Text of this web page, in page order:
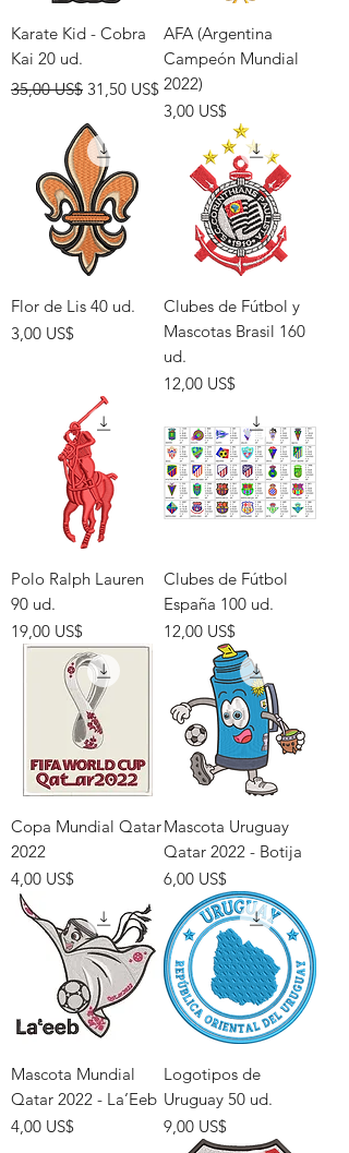
Karate Kid - Cobra
Kai 20 ud.
Precio
35,00 US$ Precio de oferta
31,50 US$
AFA (Argentina
Campeón Mundial
2022)
Precio
3,00 US$
Flor de Lis 40 ud.
Precio
3,00 US$
Clubes de Fútbol y
Mascotas Brasil 160
ud.
Precio
12,00 US$
Polo Ralph Lauren
90 ud.
Precio
19,00 US$
Clubes de Fútbol
España 100 ud.
Precio
12,00 US$
Copa Mundial Qatar
2022
Precio
4,00 US$
Mascota Uruguay
Qatar 2022 - Botija
Precio
6,00 US$
Mascota Mundial
Qatar 2022 - La’Eeb
Precio
4,00 US$
Logotipos de
Uruguay 50 ud.
Precio
9,00 US$